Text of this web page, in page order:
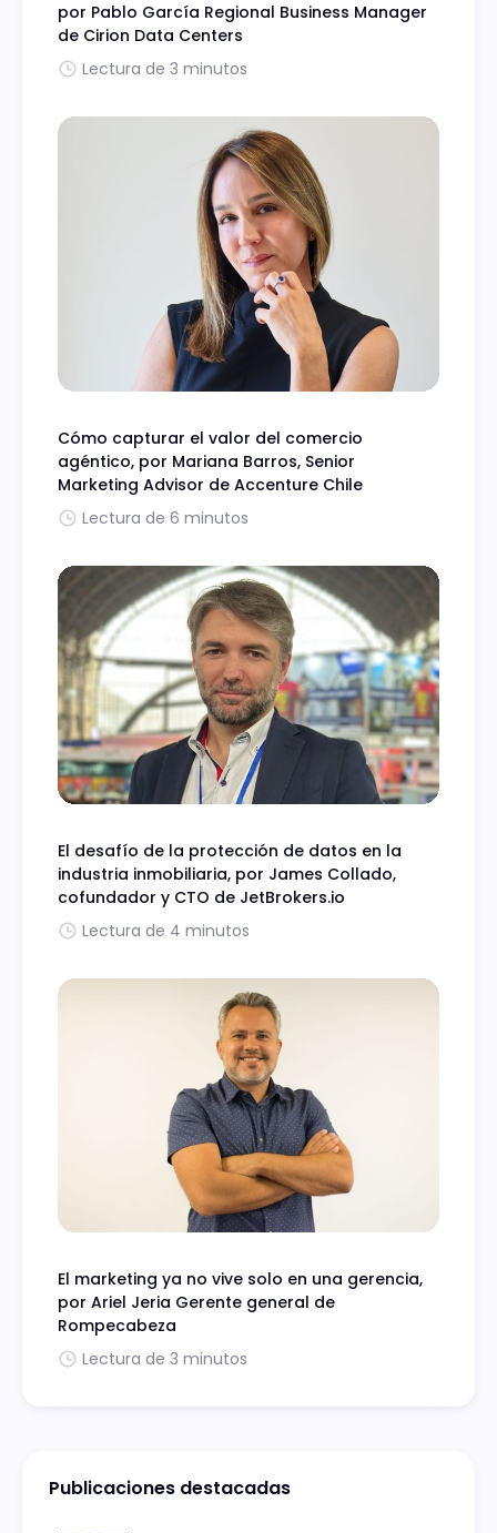
por Pablo García Regional Business Manager
de Cirion Data Centers
Lectura de 3 minutos
Cómo capturar el valor del comercio
agéntico, por Mariana Barros, Senior
Marketing Advisor de Accenture Chile
Lectura de 6 minutos
El desafío de la protección de datos en la
industria inmobiliaria, por James Collado,
cofundador y CTO de JetBrokers.io
Lectura de 4 minutos
El marketing ya no vive solo en una gerencia,
por Ariel Jeria Gerente general de
Rompecabeza
Lectura de 3 minutos
Publicaciones destacadas